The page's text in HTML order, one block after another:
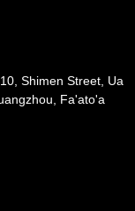
Shimen Street, Ua
Fa'ato'a